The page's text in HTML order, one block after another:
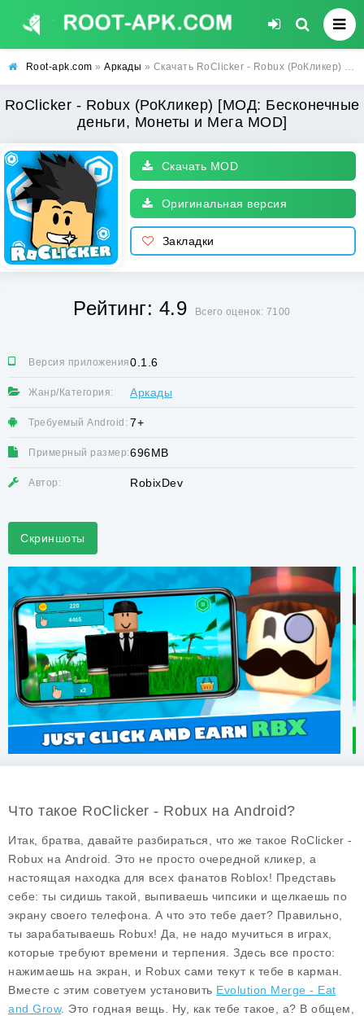
Root-apk.com » Аркады » Скачать RoClicker - Robux (РоКликер) [МОД: Бесконечные деньги, Монеты и Мега MOD] | Взлом RoClicker - Robux на Андроид
RoClicker - Robux (РоКликер) [МОД: Бесконечные
деньги, Монеты и Мега MOD]
Скачать MOD
Оригинальная версия
Закладки
Рейтинг: 4.9 Всего оценок: 7100
Версия приложения:0.1.6
Жанр/Категория: Аркады
Требуемый Android: 7+
Примерный размер:696MB
Автор: RobixDev
Скриншоты
Что такое RoClicker - Robux на Android?
Итак, братва, давайте разбираться, что же такое RoClicker -
Robux на Android. Это не просто очередной кликер, а
настоящая находка для всех фанатов Roblox! Представь
себе: ты сидишь такой, выпиваешь чипсики и щелкаешь по
экрану своего телефона. А что это тебе дает? Правильно,
ты зарабатываешь Robux! Да, не надо мучиться в играх,
которые требуют времени и терпения. Здесь все просто:
нажимаешь на экран, и Robux сами текут к тебе в карман.
Вместе с этим советуем установить Evolution Merge - Eat
and Grow. Это годная вещь. Ну, как тебе такое, а? В общем,